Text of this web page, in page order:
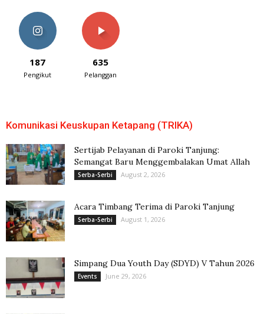
187
Pengikut
635
Pelanggan
Komunikasi Keuskupan Ketapang (TRIKA)
Sertijab Pelayanan di Paroki Tanjung:
Semangat Baru Menggembalakan Umat Allah
Serba-Serbi August 2, 2026
Acara Timbang Terima di Paroki Tanjung
Serba-Serbi August 1, 2026
Simpang Dua Youth Day (SDYD) V Tahun 2026
Events June 29, 2026